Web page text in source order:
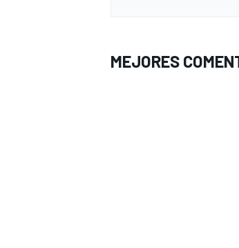
MEJORES